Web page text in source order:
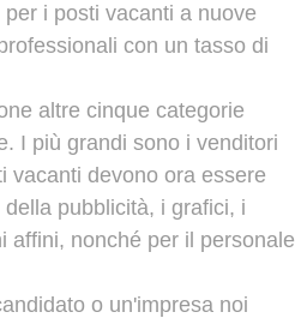
per i posti vacanti a nuove
con un tasso di
altre cinque categorie
. I più grandi sono i venditori
vacanti devono ora essere
della pubblicità, i grafici, i
affini, nonché per il personale
o un'impresa noi